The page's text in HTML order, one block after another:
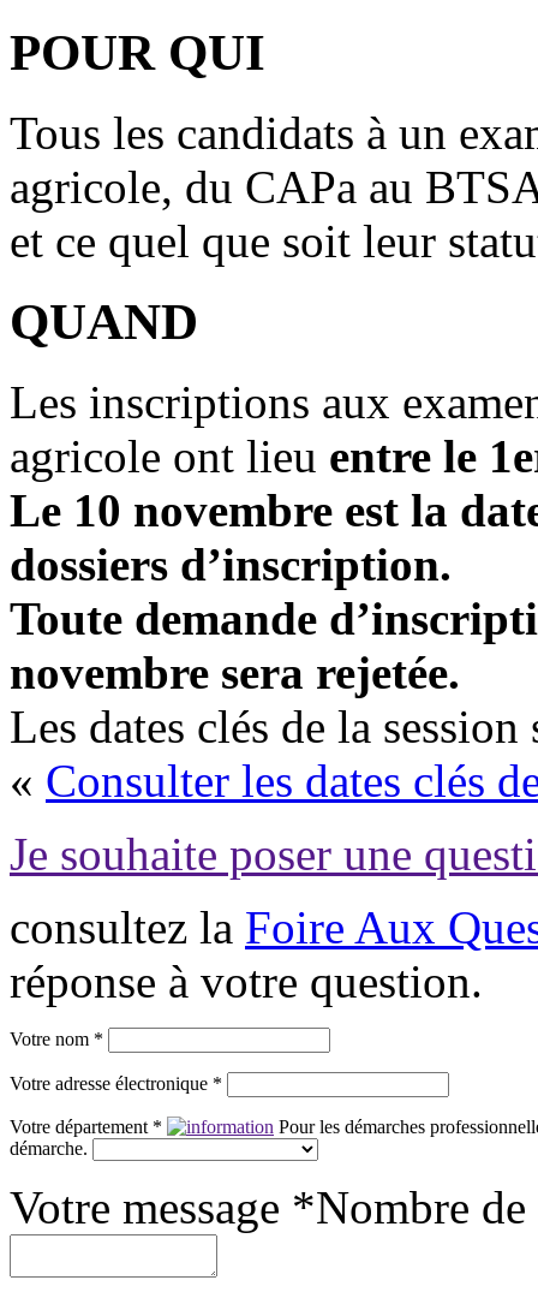
POUR QUI
Tous les candidats à un
agricole, du CAPa au
et ce quel que soit leur
QUAND
Les inscriptions aux
agricole ont lieu entre le
Le 10 novembre est la
dossiers d’inscription.
Toute demande
novembre sera rejetée.
Les dates clés de la
« Consulter les dates clés
Je souhaite poser une
consultez la Foire Aux
réponse à votre question.
Votre nom *
Votre adresse électronique *
Votre département *
Pour les démarches
démarche.
Votre message *Nombre